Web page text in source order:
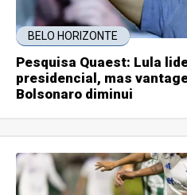
BELO HORIZONTE
Pesquisa Quaest: Lula
presidencial, mas
Bolsonaro diminui